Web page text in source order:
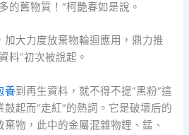
的舊物質！”柯艷春如是說。
加大力度放棄物輪迴應用，鼎力推
料”初次被說起。
養到再生資料，就不得不提“黑粉”這
起而“走紅”的熱詞。它是破壞后的
物，此中的金屬混雜物鋰、錳、